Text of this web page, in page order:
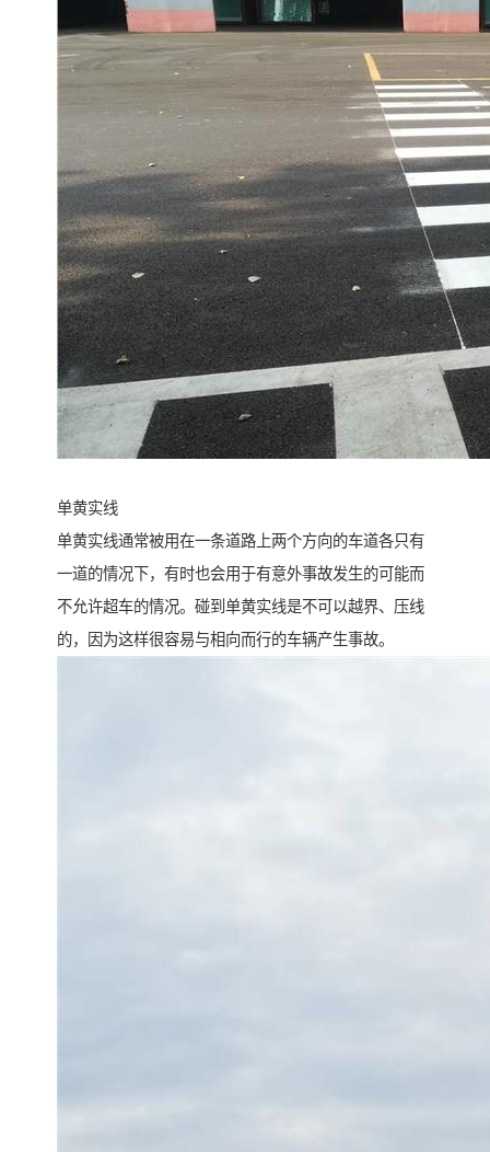
单黄实线
单黄实线通常被用在一条道路上两个方向的车道各只有
一道的情况下，有时也会用于有意外事故发生的可能而
不允许超车的情况。碰到单黄实线是不可以越界、压线
的，因为这样很容易与相向而行的车辆产生事故。